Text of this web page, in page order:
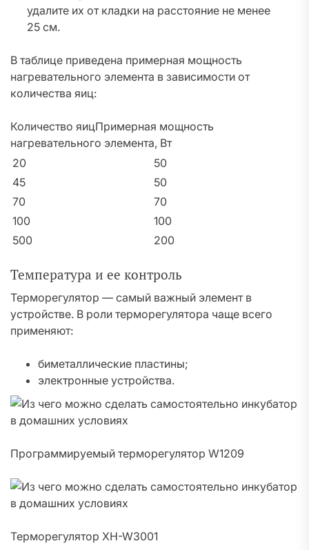
удалите их от кладки на расстояние не менее
25 см.
В таблице приведена примерная мощность
нагревательного элемента в зависимости от
количества яиц:
Количество яицПримерная мощность
нагревательного элемента, Вт
20
50
45
50
70
70
100
100
500
200
Температура и ее контроль
Терморегулятор — самый важный элемент в
устройстве. В роли терморегулятора чаще всего
применяют:
биметаллические пластины;
электронные устройства.
Программируемый терморегулятор W1209
Терморегулятор XH-W3001